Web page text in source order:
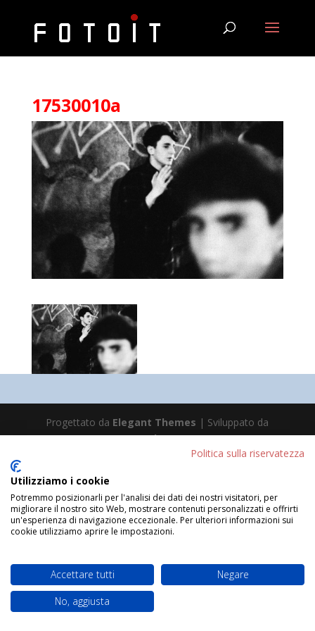
17530010a
Progettato da Elegant Themes | Sviluppato da
WordPress
Politica sulla riservatezza
Utilizziamo i cookie
Potremmo posizionarli per l'analisi dei dati dei nostri visitatori, per
migliorare il nostro sito Web, mostrare contenuti personalizzati e offrirti
un'esperienza di navigazione eccezionale. Per ulteriori informazioni sui
cookie utilizziamo aprire le impostazioni.
Accettare tutti
Negare
No, aggiusta